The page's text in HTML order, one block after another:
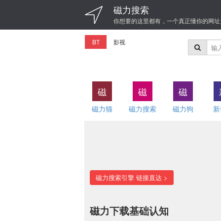
磁力搜索
你想要的这里都有，一个真正懂你的网
BT 影视
磁
磁力猫
磁
磁力搜索
磁
磁力狗
磁力搜索引擎 链接直达 >
磁力下载基础认知